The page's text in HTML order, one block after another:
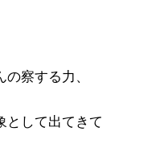
察する力、
として出てきて